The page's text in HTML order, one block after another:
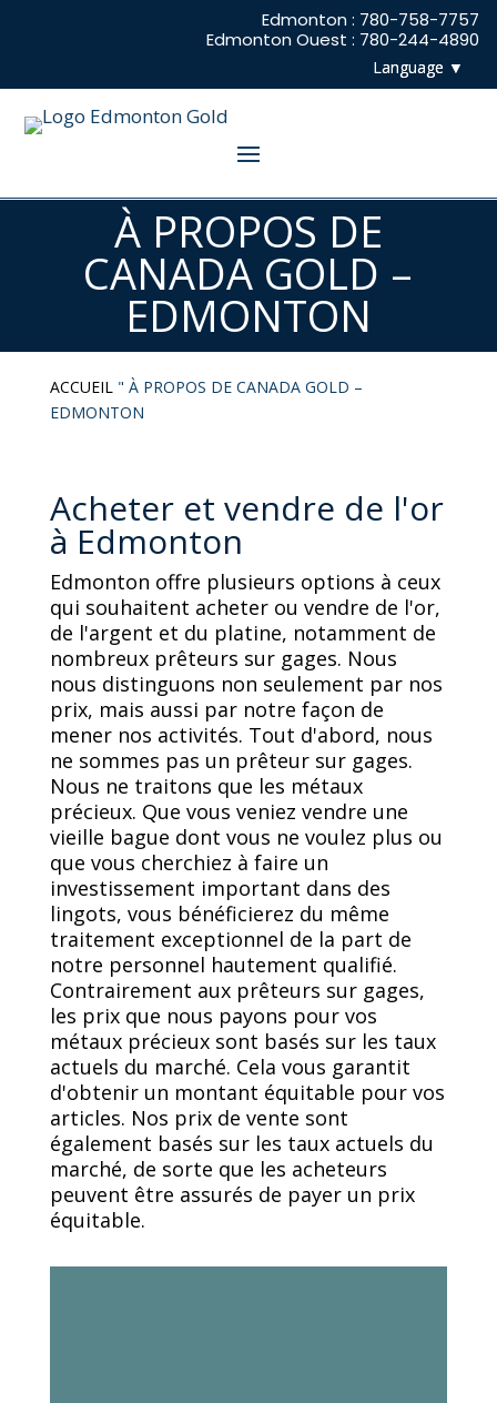
Edmonton : 780-758-7757
Edmonton Ouest : 780-244-4890
À PROPOS DE
CANADA GOLD –
EDMONTON
ACCUEIL" À PROPOS DE CANADA GOLD –
EDMONTON
Acheter et vendre de l'or
à Edmonton
Edmonton offre plusieurs options à ceux
qui souhaitent acheter ou vendre de l'or,
de l'argent et du platine, notamment de
nombreux prêteurs sur gages. Nous
nous distinguons non seulement par nos
prix, mais aussi par notre façon de
mener nos activités. Tout d'abord, nous
ne sommes pas un prêteur sur gages.
Nous ne traitons que les métaux
précieux. Que vous veniez vendre une
vieille bague dont vous ne voulez plus ou
que vous cherchiez à faire un
investissement important dans des
lingots, vous bénéficierez du même
traitement exceptionnel de la part de
notre personnel hautement qualifié.
Contrairement aux prêteurs sur gages,
les prix que nous payons pour vos
métaux précieux sont basés sur les taux
actuels du marché. Cela vous garantit
d'obtenir un montant équitable pour vos
articles. Nos prix de vente sont
également basés sur les taux actuels du
marché, de sorte que les acheteurs
peuvent être assurés de payer un prix
équitable.